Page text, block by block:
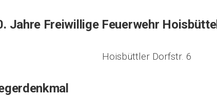
Jahre Freiwillige Feuerwehr Hoisbüttel
Hoisbüttler Dorfstr. 6